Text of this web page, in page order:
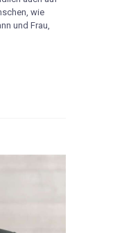
wie
und Frau,